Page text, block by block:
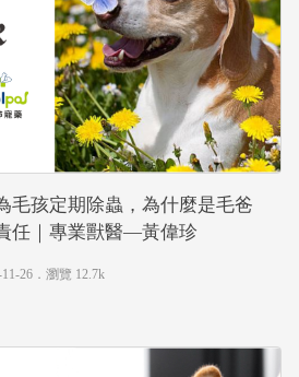
毛孩定期除蟲，為什麼是毛爸
任｜專業獸醫—黃偉珍
26． 瀏覽 12.7k